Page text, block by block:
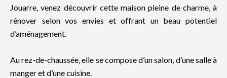
Jouarre, venez découvrir cette maison pleine de charme, à
rénover selon vos envies et offrant un beau potentiel
d’aménagement.
Au rez-de-chaussée, elle se compose d’un salon, d’une salle à
manger et d’une cuisine.